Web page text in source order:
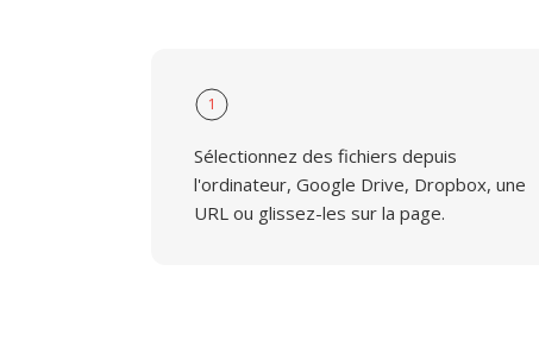
1
Sélectionnez des fichiers depuis
l'ordinateur, Google Drive, Dropbox, une
URL ou glissez-les sur la page.